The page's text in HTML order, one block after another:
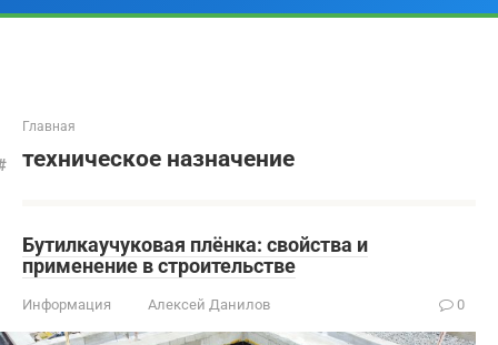
Главная
техническое назначение
Бутилкаучуковая плёнка: свойства и
применение в строительстве
Информация Алексей Данилов 0